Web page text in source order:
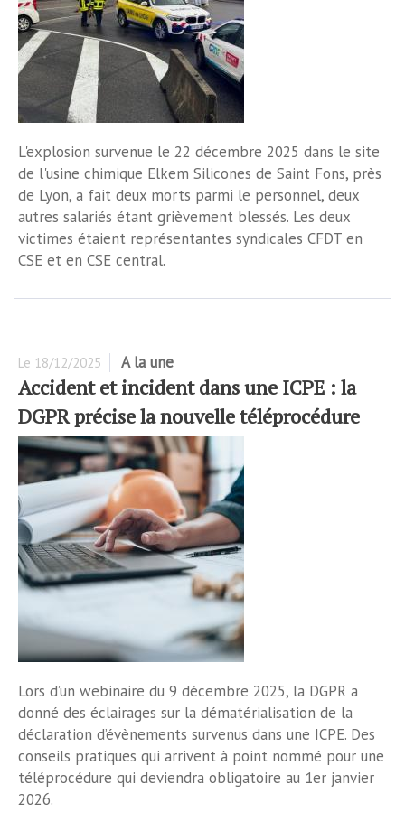
L'explosion survenue le 22 décembre 2025 dans le site
de l'usine chimique Elkem Silicones de Saint Fons, près
de Lyon, a fait deux morts parmi le personnel, deux
autres salariés étant grièvement blessés. Les deux
victimes étaient représentantes syndicales CFDT en
CSE et en CSE central.
Le 18/12/2025 A la une
Accident et incident dans une ICPE : la
DGPR précise la nouvelle téléprocédure
Lors d’un webinaire du 9 décembre 2025, la DGPR a
donné des éclairages sur la dématérialisation de la
déclaration d’évènements survenus dans une ICPE. Des
conseils pratiques qui arrivent à point nommé pour une
téléprocédure qui deviendra obligatoire au 1er janvier
2026.